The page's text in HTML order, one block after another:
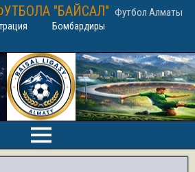
"БАЙСАЛ" Футбол Алматы
Бомбардиры